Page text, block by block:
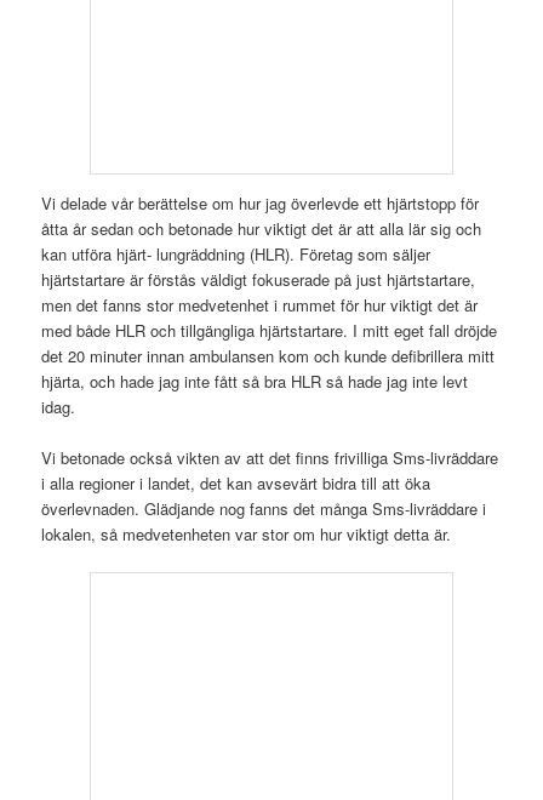
Vi delade vår berättelse om hur jag överlevde ett hjärtstopp för
åtta år sedan och betonade hur viktigt det är att alla lär sig och
kan utföra hjärt- lungräddning (HLR). Företag som säljer
hjärtstartare är förstås väldigt fokuserade på just hjärtstartare,
men det fanns stor medvetenhet i rummet för hur viktigt det är
med både HLR och tillgängliga hjärtstartare. I mitt eget fall dröjde
det 20 minuter innan ambulansen kom och kunde defibrillera mitt
hjärta, och hade jag inte fått så bra HLR så hade jag inte levt
idag.
Vi betonade också vikten av att det finns frivilliga Sms-livräddare
i alla regioner i landet, det kan avsevärt bidra till att öka
överlevnaden. Glädjande nog fanns det många Sms-livräddare i
lokalen, så medvetenheten var stor om hur viktigt detta är.